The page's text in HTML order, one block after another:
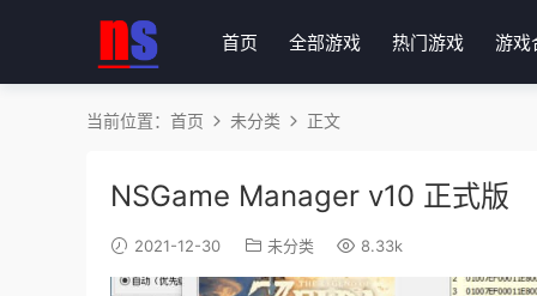
首页 全部游戏 热门游戏 游戏
当前位置： 首页 未分类 正文
NSGame Manager v10 正式版
2021-12-30 未分类 8.33k